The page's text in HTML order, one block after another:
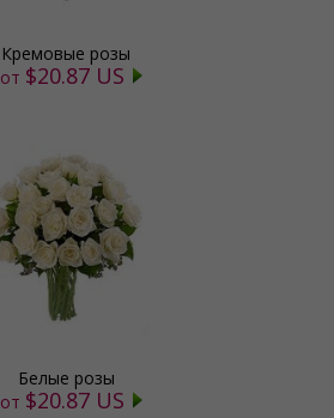
Кремовые розы
от $20.87 US
Белые розы
от $20.87 US